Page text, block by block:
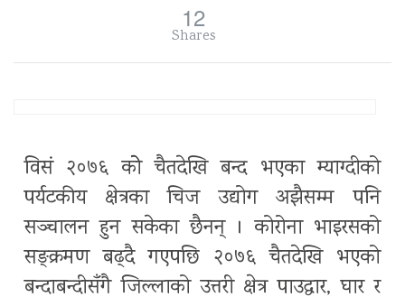
12
Shares
विसं २०७६ कोे चैतदेखि बन्द भएका म्याग्दीको
पर्यटकीय क्षेत्रका चिज उद्योग अझैसम्म पनि
सञ्चालन हुन सकेका छैनन् । कोरोना भाइरसको
सङ्क्रमण बढ्दै गएपछि २०७६ चैतदेखि भएको
बन्दाबन्दीसँगै जिल्लाको उत्तरी क्षेत्र पाउद्वार, घार र